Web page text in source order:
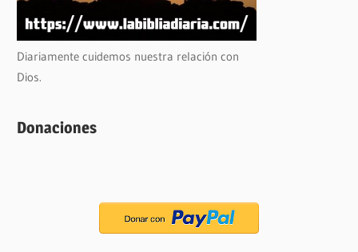
Diariamente cuidemos nuestra relación con
Dios.
Donaciones